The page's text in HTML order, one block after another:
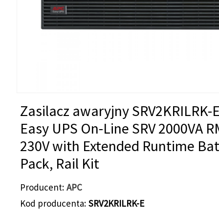
Zasilacz awaryjny SRV2KRILRK-
Easy UPS On-Line SRV 2000VA
230V with Extended Runtime
Pack, Rail Kit
Producent APC
Kod producenta SRV2KRILRK-E